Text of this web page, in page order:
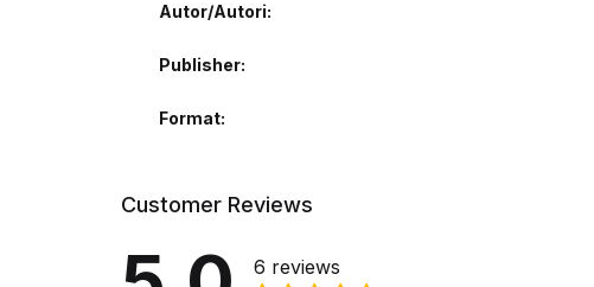
Autor/Autori
Publisher
Format
Customer Reviews
6 reviews